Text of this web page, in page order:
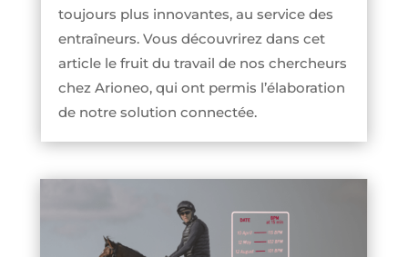
toujours plus innovantes, au service des
entraîneurs. Vous découvrirez dans cet
article le fruit du travail de nos chercheurs
chez Arioneo, qui ont permis l’élaboration
de notre solution connectée.